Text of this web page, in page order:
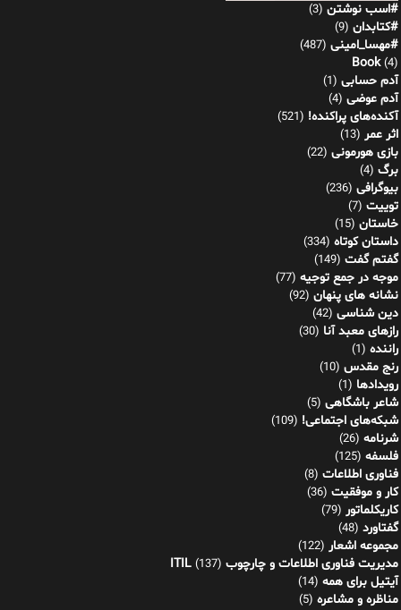
#اسب نوشتن (3)
#کتابدان (9)
#مهسا_امینی (487)
Book(4)
آدم حسابی (1)
آدم عوضی (4)
آکنده‌های پراکنده! (521)
اثر عمر (13)
بازی هورمونی (22)
برگ (4)
بیوگرافی (236)
توییت (7)
خاستان (15)
داستان کوتاه (334)
گفتم گفت (149)
موجه در جمع توجیه (77)
نشانه های پنهان (92)
دین شناسی (42)
رازهای معبد آنا (30)
راننده (1)
رنج مقدس (10)
رویدادها (1)
شاعر باشگاهی (5)
شبکه‌های اجتماعی! (109)
شرنامه (26)
فلسفه (125)
فناوری اطلاعات (8)
کار و موفقیت (36)
کاریکلماتور (79)
گفتاورد (48)
مجموعه اشعار (122)
مدیریت فناوری اطلاعات و چارچوب ITIL (137)
آیتیل برای همه (14)
مناظره و مشاعره (5)